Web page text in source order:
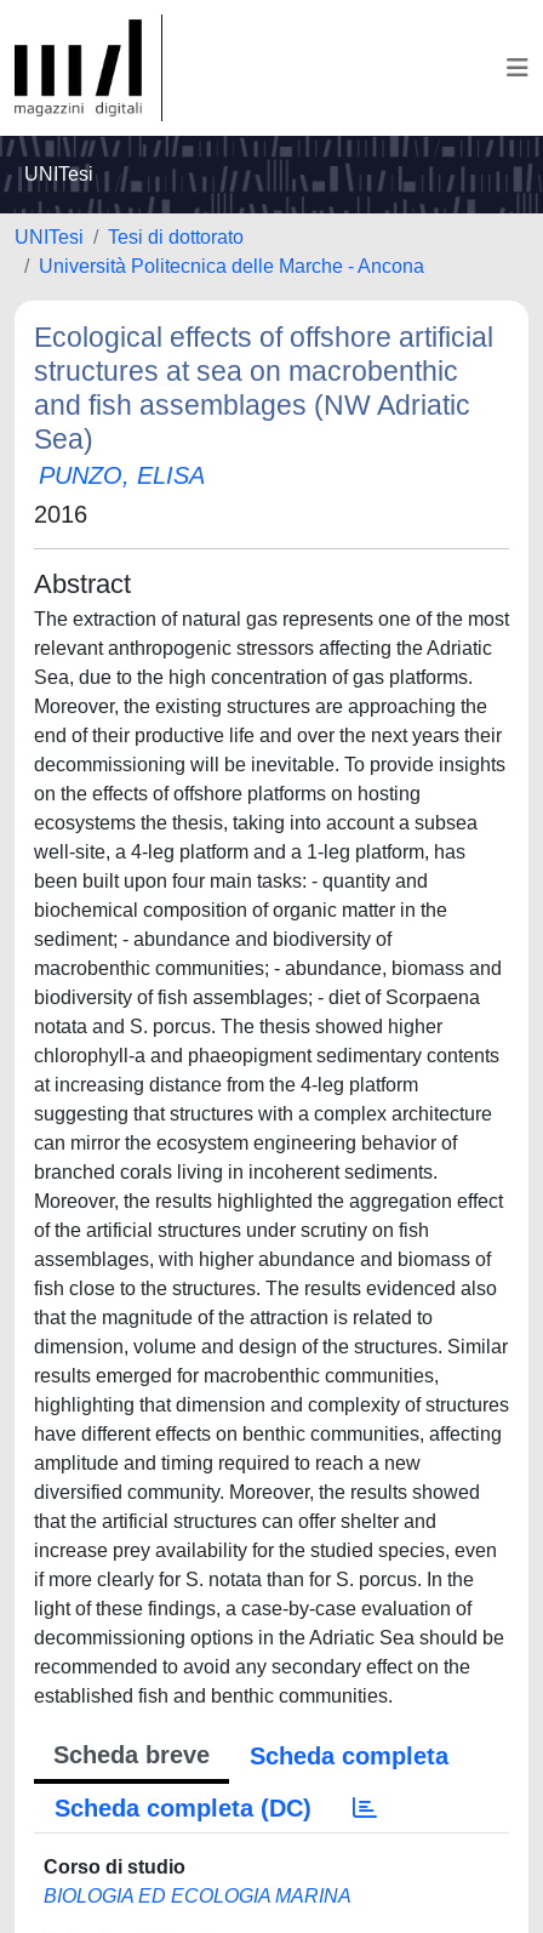
UNITesi
UNITesi
Tesi di dottorato
Università Politecnica delle Marche - Ancona
Ecological effects of offshore artificial
structures at sea on macrobenthic
and fish assemblages (NW Adriatic
Sea)
PUNZO, ELISA
2016
Abstract
The extraction of natural gas represents one of the most
relevant anthropogenic stressors affecting the Adriatic
Sea, due to the high concentration of gas platforms.
Moreover, the existing structures are approaching the
end of their productive life and over the next years their
decommissioning will be inevitable. To provide insights
on the effects of offshore platforms on hosting
ecosystems the thesis, taking into account a subsea
well-site, a 4-leg platform and a 1-leg platform, has
been built upon four main tasks: - quantity and
biochemical composition of organic matter in the
sediment; - abundance and biodiversity of
macrobenthic communities; - abundance, biomass and
biodiversity of fish assemblages; - diet of Scorpaena
notata and S. porcus. The thesis showed higher
chlorophyll-a and phaeopigment sedimentary contents
at increasing distance from the 4-leg platform
suggesting that structures with a complex architecture
can mirror the ecosystem engineering behavior of
branched corals living in incoherent sediments.
Moreover, the results highlighted the aggregation effect
of the artificial structures under scrutiny on fish
assemblages, with higher abundance and biomass of
fish close to the structures. The results evidenced also
that the magnitude of the attraction is related to
dimension, volume and design of the structures. Similar
results emerged for macrobenthic communities,
highlighting that dimension and complexity of structures
have different effects on benthic communities, affecting
amplitude and timing required to reach a new
diversified community. Moreover, the results showed
that the artificial structures can offer shelter and
increase prey availability for the studied species, even
if more clearly for S. notata than for S. porcus. In the
light of these findings, a case-by-case evaluation of
decommissioning options in the Adriatic Sea should be
recommended to avoid any secondary effect on the
established fish and benthic communities.
Scheda breve
Scheda completa
Scheda completa (DC)
Corso di studio
BIOLOGIA ED ECOLOGIA MARINA